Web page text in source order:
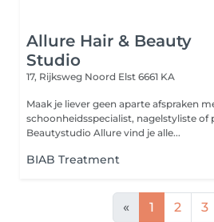
Allure Hair & Beauty
Studio
17, Rijksweg Noord Elst 6661 KA
Maak je liever geen aparte afspraken
schoonheidsspecialist, nagelstyliste of
Beautystudio Allure vind je alle...
BIAB Treatment
« 1 2 3